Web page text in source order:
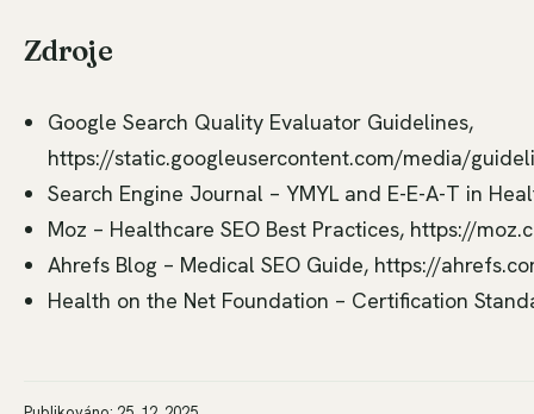
Zdroje
Google Search Quality Evaluator Guidelines,
https://static.googleusercontent.com/media/
Search Engine Journal – YMYL and E-E-A-T in
Moz – Healthcare SEO Best Practices, https://
Ahrefs Blog – Medical SEO Guide, https://
Health on the Net Foundation – Certification